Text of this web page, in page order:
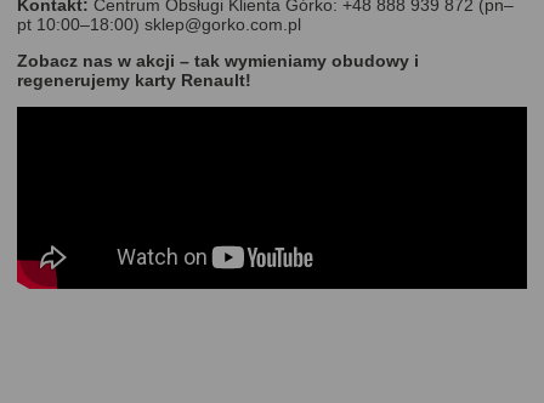
Kontakt: Centrum Obsługi Klienta Górko: +48 888 939 872 (pn–
pt 10:00–18:00) sklep@gorko.com.pl
Zobacz nas w akcji – tak wymieniamy obudowy i
regenerujemy karty Renault!